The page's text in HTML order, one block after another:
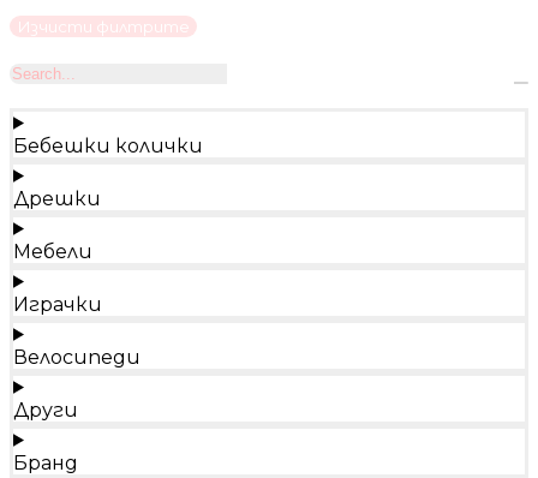
Изчисти филтрите
Бебешки колички
Дрешки
Мебели
Играчки
Велосипеди
Други
Бранд